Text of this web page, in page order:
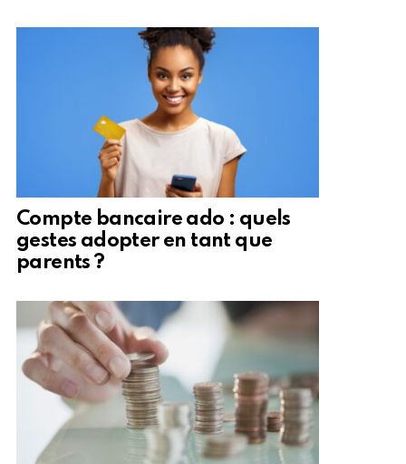
Compte bancaire ado : quels
gestes adopter en tant que
parents ?